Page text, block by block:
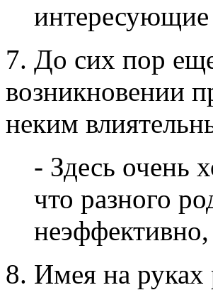
интересующие
7. До сих пор
возникновении
неким
- Здесь очень
что разного
неэффективно,
8. Имея на руках